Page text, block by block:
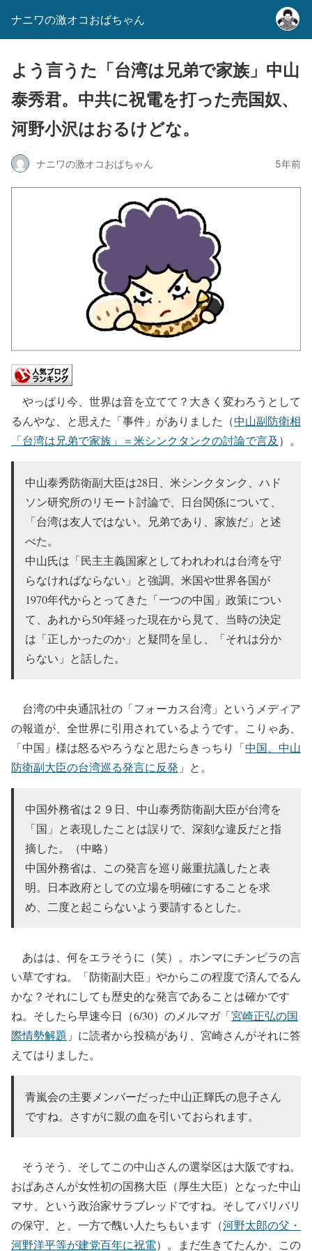
ナニワの激オコおばちゃん
よう言うた「台湾は兄弟で家族」中山
泰秀君。中共に祝電を打った売国奴、
河野小沢はおるけどな。
ナニワの激オコおばちゃん 5年前
やっぱり今、世界は音を立てて？大きく変わろうとして
るんやな、と思えた「事件」がありました（中山副防衛相
「台湾は兄弟で家族」＝米シンクタンクの討論で言及 ）。
中山泰秀防衛副大臣は28日、米シンクタンク、ハド
ソン研究所のリモート討論で、日台関係について、
「台湾は友人ではない。兄弟であり、家族だ」と述
べた。
中山氏は「民主主義国家としてわれわれは台湾を守
らなければならない」と強調。米国や世界各国が
1970年代からとってきた「一つの中国」政策につい
て、あれから50年経った現在から見て、当時の決定
は「正しかったのか」と疑問を呈し、「それは分か
らない」と話した。
台湾の中央通訊社の「フォーカス台湾」というメディア
の報道が、全世界に引用されているようです。こりゃあ、
「中国」様は怒るやろうなと思たらきっちり「中国、中山
防衛副大臣の台湾巡る発言に反発 」と。
中国外務省は２９日、中山泰秀防衛副大臣が台湾を
「国」と表現したことは誤りで、深刻な違反だと指
摘した。（中略）
中国外務省は、この発言を巡り厳重抗議したと表
明。日本政府としての立場を明確にすることを求
め、二度と起こらないよう要請するとした。
あはは、何をエラそうに（笑）。ホンマにチンピラの言
い草ですね。「防衛副大臣」やからこの程度で済んでるん
かな？それにしても歴史的な発言であることは確かです
ね。そしたら早速今日（6/30）のメルマガ「宮崎正弘の国
際情勢解題 」に読者から投稿があり、宮崎さんがそれに答
えてはりました。
青嵐会の主要メンバーだった中山正輝氏の息子さん
ですね。さすがに親の血を引いておられます。
そうそう、そしてこの中山さんの選挙区は大阪ですね。
おばあさんが女性初の国務大臣（厚生大臣）となった中山
マサ、という政治家サラブレッドですね。そしてバリバリ
の保守、と。一方で醜い人たちもいます（河野太郎の父・
河野洋平等が建党百年に祝電）。まだ生きてたんか、この